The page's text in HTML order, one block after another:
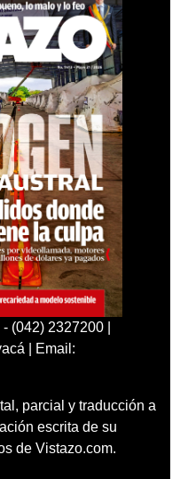
(042) 2327200 |
| Email:
parcial y traducción a
escrita de su
de Vistazo.com.